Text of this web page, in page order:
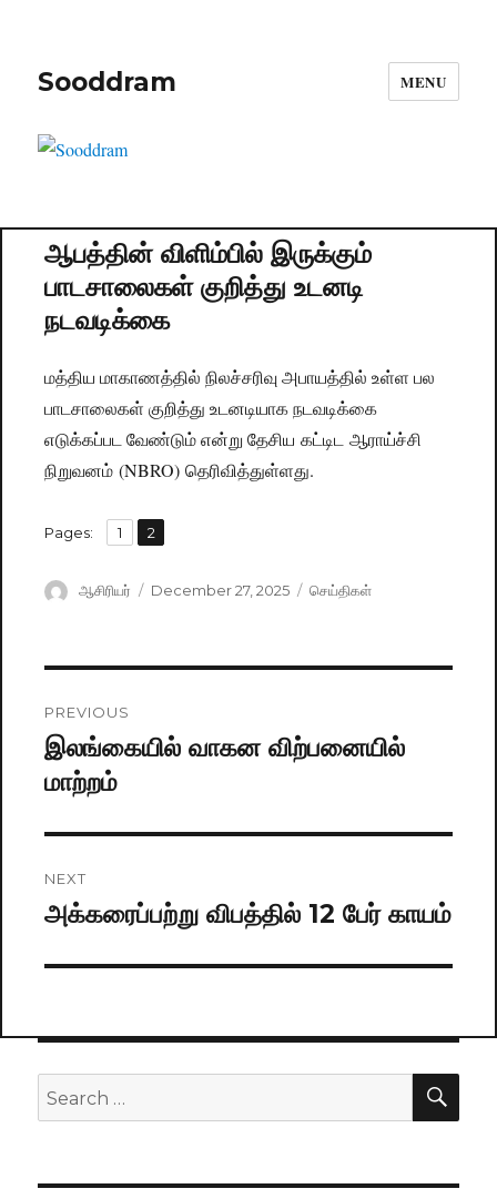
Sooddram MENU
ஆபத்தின் விளிம்பில் இருக்கும்
பாடசாலைகள் குறித்து உடனடி
நடவடிக்கை
மத்திய மாகாணத்தில் நிலச்சரிவு அபாயத்தில் உள்ள பல
பாடசாலைகள் குறித்து உடனடியாக நடவடிக்கை
எடுக்கப்பட வேண்டும் என்று தேசிய கட்டிட ஆராய்ச்சி
நிறுவனம் (NBRO) தெரிவித்துள்ளது.
Pages: Page
1 ,
Page
2
Author
ஆசிரியர்
Posted
December 27, 2025 Categories
செய்திகள்
navigation
PREVIOUS
Previous
post:
இலங்கையில் வாகன விற்பனையில்
மாற்றம்
NEXT
Next
அக்கரைப்பற்று விபத்தில் 12 பேர் காயம்
Search
for: